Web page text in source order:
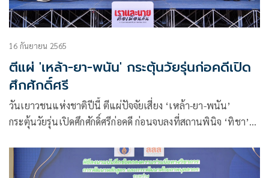
16 กันยายน 2565
ตีแผ่ 'เหล้า-ยา-พนัน' กระตุ้นวัยรุ่นก่อคดีเปิด
ศึกศักดิ์ศรี
วันเยาวชนแห่งชาติปีนี้ ตีแผ่ปัจจัยเสี่ยง ‘เหล้า-ยา-พนัน’
กระตุ้นวัยรุ่นเปิดศึกศักดิ์ศรีก่อคดี ก่อนจบลงที่สถานพินิจ ‘ทิชา’